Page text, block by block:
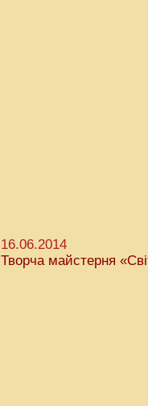
16.06.2014
Творча майстерня